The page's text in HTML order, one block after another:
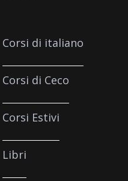
Corsi di italiano
Corsi di Ceco
Corsi Estivi
Libri